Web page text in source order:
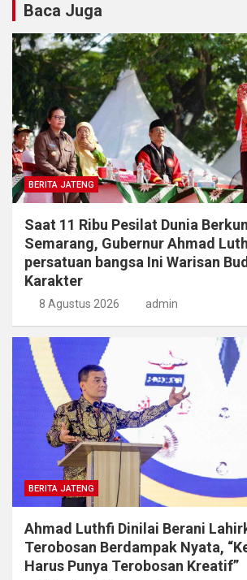
Baca Juga
BERITA JATENG
Saat 11 Ribu Pesilat Dunia
Semarang, Gubernur Ahmad
persatuan bangsa Ini Warisan
Karakter
8 Agustus 2026 admin
BERITA JATENG
Ahmad Luthfi Dinilai Berani
Terobosan Berdampak Nyata,
Harus Punya Terobosan Kreatif”